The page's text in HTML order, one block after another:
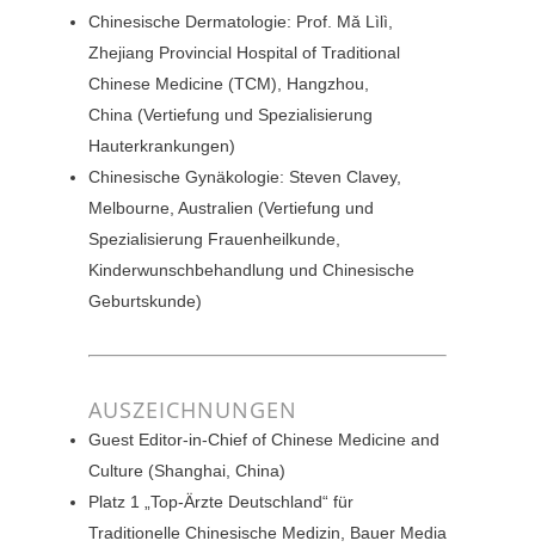
Chinesische Dermatologie: Prof. Mǎ Lìlì,
Zhejiang Provincial Hospital of Traditional
Chinese Medicine (TCM), Hangzhou,
China (Vertiefung und Spezialisierung
Hauterkrankungen)
Chinesische Gynäkologie: Steven Clavey,
Melbourne, Australien (Vertiefung und
Spezialisierung Frauenheilkunde,
Kinderwunschbehandlung und Chinesische
Geburtskunde)
AUSZEICHNUNGEN
Guest Editor-in-Chief of Chinese Medicine and
Culture (Shanghai, China)
Platz 1 „Top-Ärzte Deutschland“ für
Traditionelle Chinesische Medizin, Bauer Media